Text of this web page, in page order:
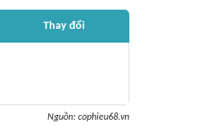
Thay đổi
Nguồn: cophieu68.vn